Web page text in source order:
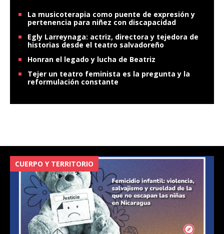
La musicoterapia como puente de expresión y
pertenencia para niñez con discapacidad
Egly Larreynaga: actriz, directora y tejedora de
historias desde el teatro salvadoreño
Honran el legado y lucha de Beatriz
Tejer un teatro feminista es la pregunta y la
reformulación constante
CUERPO Y TERRITORIO